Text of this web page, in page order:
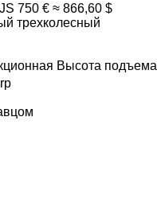
750 € ≈ 866,60 $
трехколесный
Высота подъема